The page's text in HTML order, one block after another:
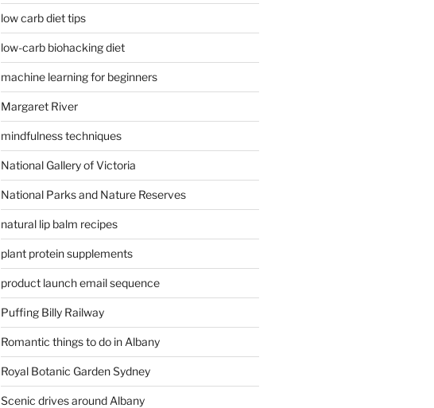
low carb diet tips
low-carb biohacking diet
machine learning for beginners
Margaret River
mindfulness techniques
National Gallery of Victoria
National Parks and Nature Reserves
natural lip balm recipes
plant protein supplements
product launch email sequence
Puffing Billy Railway
Romantic things to do in Albany
Royal Botanic Garden Sydney
Scenic drives around Albany